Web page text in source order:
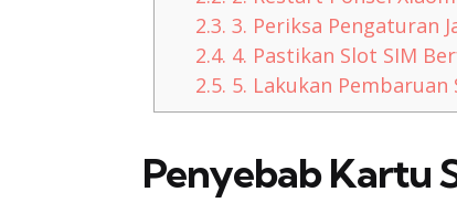
2.3. 3. Periksa Pengaturan
2.4. 4. Pastikan Slot SIM
2.5. 5. Lakukan Pembaruan
Penyebab Kartu